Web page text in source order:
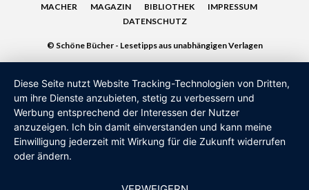
MACHER
MAGAZIN BIBLIOTHEK
IMPRESSUM
DATENSCHUTZ
© Schöne Bücher - Lesetipps aus unabhängigen Verlagen
Diese Seite nutzt Website Tracking-Technologien von Dritten,
um ihre Dienste anzubieten, stetig zu verbessern und
Werbung entsprechend der Interessen der Nutzer
anzuzeigen. Ich bin damit einverstanden und kann meine
Einwilligung jederzeit mit Wirkung für die Zukunft widerrufen
oder ändern.